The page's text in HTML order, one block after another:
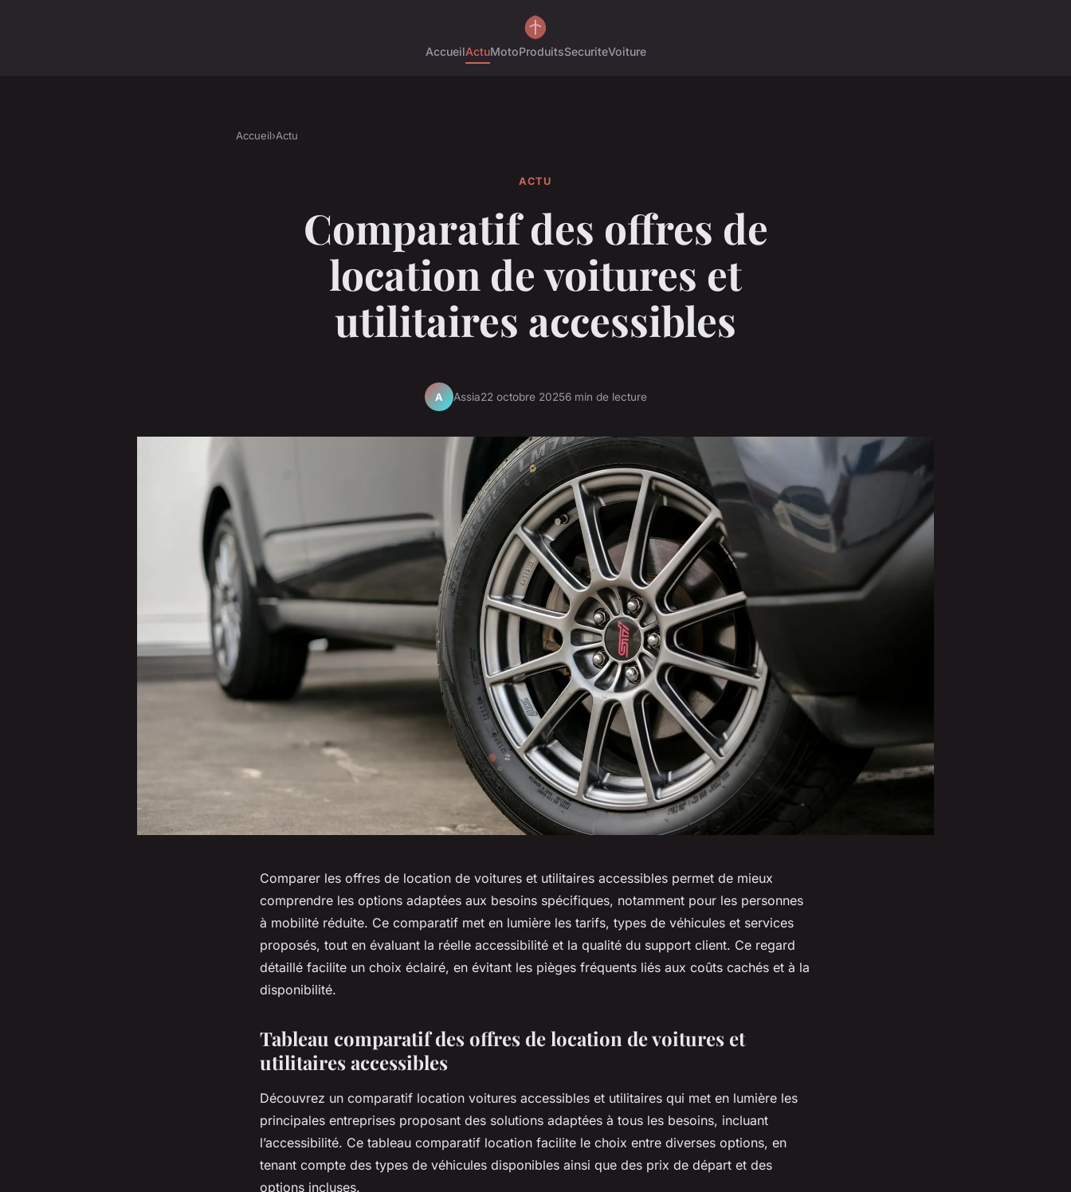
AccueilActuMotoProduitsSecuriteVoiture
Accueil›Actu
ACTU
Comparatif des offres de
location de voitures et
utilitaires accessibles
A Assia22 octobre 20256 min de lecture
Comparer les offres de location de voitures et utilitaires accessibles permet de mieux
comprendre les options adaptées aux besoins spécifiques, notamment pour les personnes
à mobilité réduite. Ce comparatif met en lumière les tarifs, types de véhicules et services
proposés, tout en évaluant la réelle accessibilité et la qualité du support client. Ce regard
détaillé facilite un choix éclairé, en évitant les pièges fréquents liés aux coûts cachés et à la
disponibilité.
Tableau comparatif des offres de location de voitures et
utilitaires accessibles
Découvrez un comparatif location voitures accessibles et utilitaires qui met en lumière les
principales entreprises proposant des solutions adaptées à tous les besoins, incluant
l’accessibilité. Ce tableau comparatif location facilite le choix entre diverses options, en
tenant compte des types de véhicules disponibles ainsi que des prix de départ et des
options incluses.